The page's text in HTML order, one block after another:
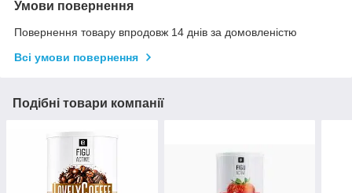
Умови повернення
Повернення товару впродовж 14 днів за домовленістю
Всі умови повернення
Подібні товари компанії